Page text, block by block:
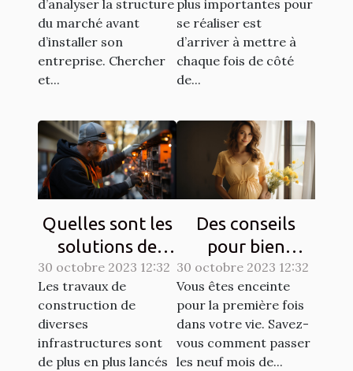
d’analyser la structure
du marché avant
d’installer son
entreprise. Chercher
et...
plus importantes pour
se réaliser est
d’arriver à mettre à
chaque fois de côté
de...
Quelles sont les
solutions de
sécurisation
d’un chantier ?
30 octobre 2023 12:32
Les travaux de
construction de
diverses
infrastructures sont
de plus en plus lancés
Des conseils
pour bien
entretenir une
grossesse ?
30 octobre 2023 12:32
Vous êtes enceinte
pour la première fois
dans votre vie. Savez-
vous comment passer
les neuf mois de...